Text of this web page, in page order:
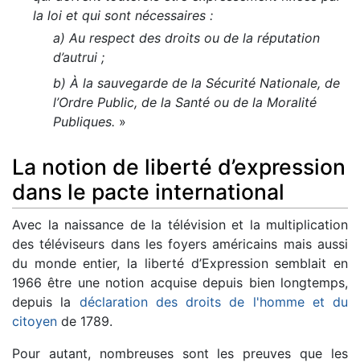
la loi et qui sont nécessaires :
a) Au respect des droits ou de la réputation
d’autrui ;
b) À la sauvegarde de la Sécurité Nationale, de
l’Ordre Public, de la Santé ou de la Moralité
Publiques. »
La notion de liberté d’expression
dans le pacte international
Avec la naissance de la télévision et la multiplication
des téléviseurs dans les foyers américains mais aussi
du monde entier, la liberté d’Expression semblait en
1966 être une notion acquise depuis bien longtemps,
depuis la déclaration des droits de l'homme et du
citoyen de 1789.
Pour autant, nombreuses sont les preuves que les